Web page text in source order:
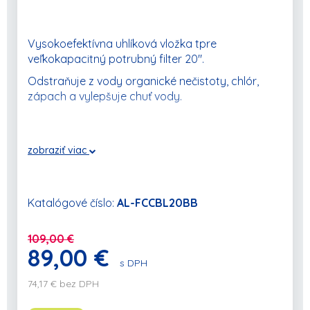
Vysokoefektívna uhlíková vložka tpre
veľkokapacitný potrubný filter 20".
Odstraňuje z vody organické nečistoty, chlór,
zápach a vylepšuje chuť vody.
zobraziť viac
Katalógové číslo: AL-FCCBL20BB
109,00 €
89,00 €
s DPH
74,17 € bez DPH